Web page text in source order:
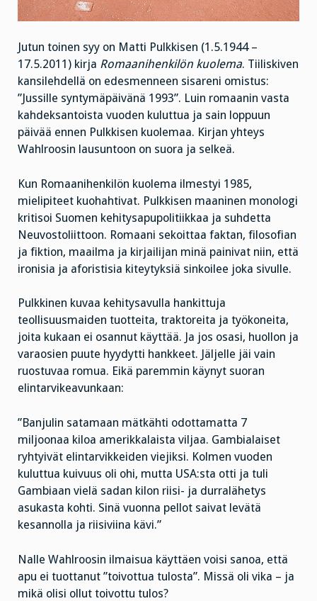
Jutun toinen syy on Matti Pulkkisen (1.5.1944 –
17.5.2011) kirja Romaanihenkilön kuolema. Tiiliskiven
kansilehdellä on edesmenneen sisareni omistus:
”Jussille syntymäpäivänä 1993”. Luin romaanin vasta
kahdeksantoista vuoden kuluttua ja sain loppuun
päivää ennen Pulkkisen kuolemaa. Kirjan yhteys
Wahlroosin lausuntoon on suora ja selkeä.
Kun Romaanihenkilön kuolema ilmestyi 1985,
mielipiteet kuohahtivat. Pulkkisen maaninen monologi
kritisoi Suomen kehitysapupolitiikkaa ja suhdetta
Neuvostoliittoon. Romaani sekoittaa faktan, filosofian
ja fiktion, maailma ja kirjailijan minä painivat niin, että
ironisia ja aforistisia kiteytyksiä sinkoilee joka sivulle.
Pulkkinen kuvaa kehitysavulla hankittuja
teollisuusmaiden tuotteita, traktoreita ja työkoneita,
joita kukaan ei osannut käyttää. Ja jos osasi, huollon ja
varaosien puute hyydytti hankkeet. Jäljelle jäi vain
ruostuvaa romua. Eikä paremmin käynyt suoran
elintarvikeavunkaan:
”Banjulin satamaan mätkähti odottamatta 7
miljoonaa kiloa amerikkalaista viljaa. Gambialaiset
ryhtyivät elintarvikkeiden viejiksi. Kolmen vuoden
kuluttua kuivuus oli ohi, mutta USA:sta otti ja tuli
Gambiaan vielä sadan kilon riisi- ja durralähetys
asukasta kohti. Sinä vuonna pellot saivat levätä
kesannolla ja riisiviina kävi.”
Nalle Wahlroosin ilmaisua käyttäen voisi sanoa, että
apu ei tuottanut ”toivottua tulosta”. Missä oli vika – ja
mikä olisi ollut toivottu tulos?